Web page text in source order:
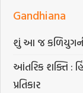
Gandhiana
શું આ જ કળિયુગની
આંતરિક શક્તિ :
પ્રતિકાર